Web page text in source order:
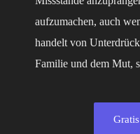
aufzumachen, auch
handelt von
Familie und dem Mut,